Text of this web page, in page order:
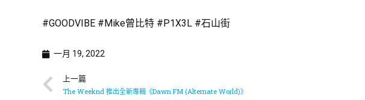
#GOODVIBE #Mike曾比特 #P1X3L #石山街
一月 19, 2022
上一篇
The Weeknd 推出全新專輯《Dawn FM (Alternate World)》